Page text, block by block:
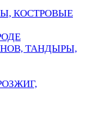
КОСТРОВЫЕ
ТАНДЫРЫ,